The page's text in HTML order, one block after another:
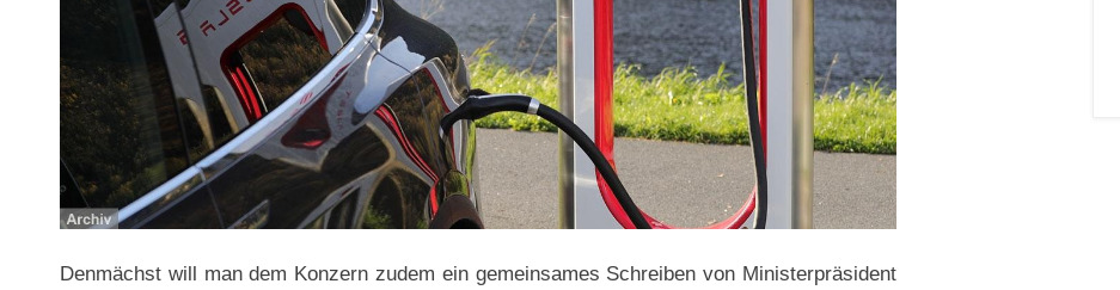
Denmächst will man dem Konzern zudem ein gemeinsames Schreiben von Ministerpräsident